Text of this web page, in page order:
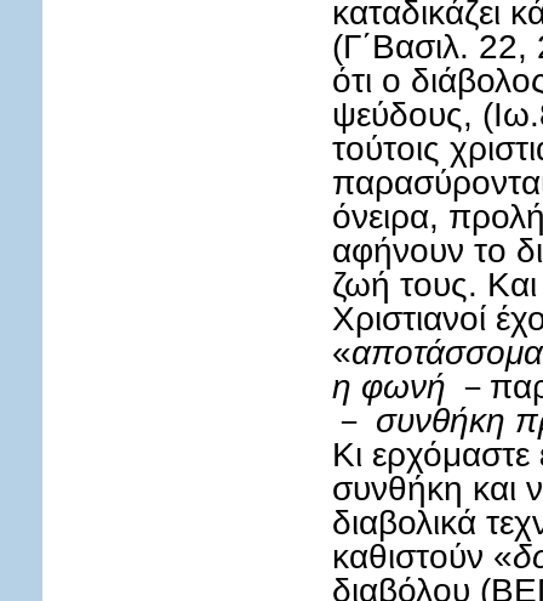
καταδικάζει
(Γ΄Βασιλ. 22,
ότι ο
ψεύδους,
τούτοις
όνειρα,
αφήνουν το
ζωή τους.
Χριστιανοί
«
η φωνή －
－ συνθήκη
Κι
συνθήκη και
διαβολικά
καθιστούν «
διαβόλου